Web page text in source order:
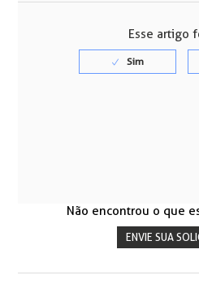
Esse artigo
Não encontrou o que
ENVIE SUA